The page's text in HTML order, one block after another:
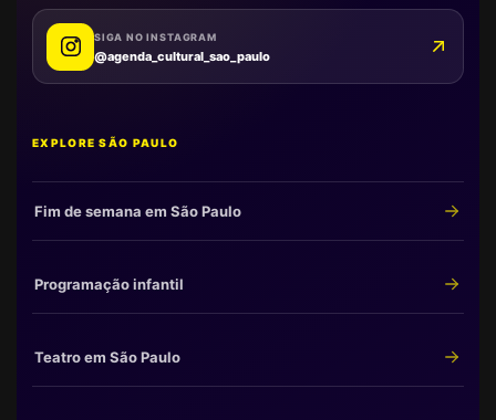
SIGA NO INSTAGRAM
@agenda_cultural_sao_paulo
EXPLORE SÃO PAULO
Fim de semana em São Paulo
Programação infantil
Teatro em São Paulo